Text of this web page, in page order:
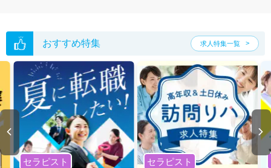
い。
おすすめ特集 求人特集一覧
セラピスト セラピスト